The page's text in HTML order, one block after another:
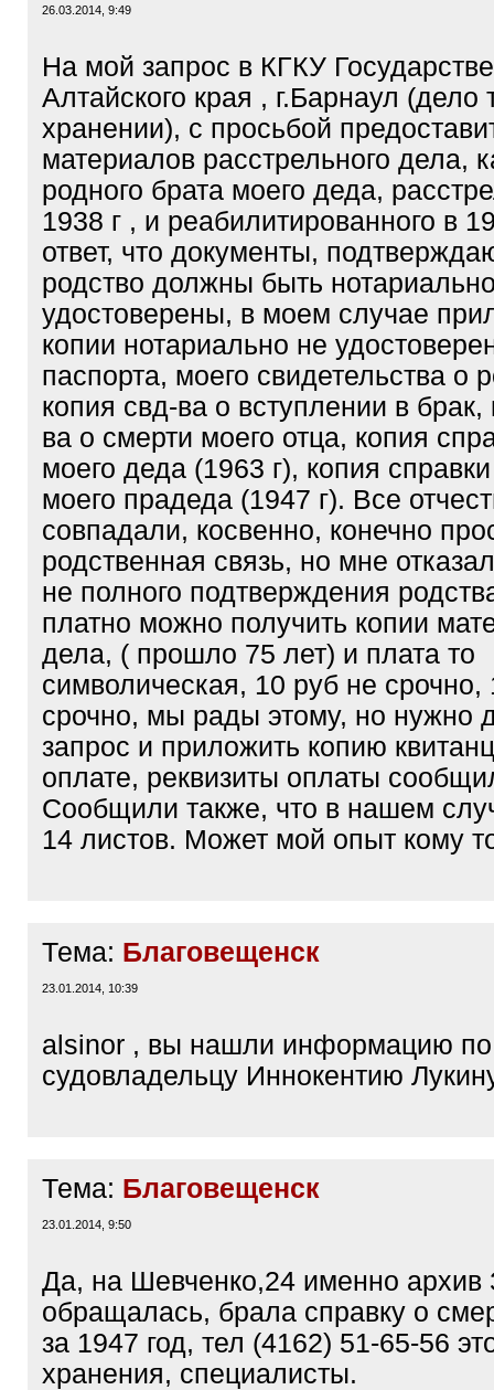
26.03.2014, 9:49
На мой запрос в КГКУ
Алтайского края , г.Барнаул (дело
хранении), с просьбой
материалов расстрельного дела,
родного брата моего деда,
1938 г , и реабилитированного в
ответ, что документы,
родство должны быть
удостоверены, в моем случае
копии нотариально не
паспорта, моего свидетельства о
копия свд-ва о вступлении в брак,
ва о смерти моего отца, копия
моего деда (1963 г), копия
моего прадеда (1947 г). Все
совпадали, косвенно, конечно
родственная связь, но мне
не полного подтверждения
платно можно получить копии
дела, ( прошло 75 лет) и плата то
символическая, 10 руб не срочно,
срочно, мы рады этому, но нужно
запрос и приложить копию
оплате, реквизиты оплаты
Сообщили также, что в нашем
14 листов. Может мой опыт кому
Тема: Благовещенск
23.01.2014, 10:39
alsinor , вы нашли информацию по
судовладельцу Иннокентию
Тема: Благовещенск
23.01.2014, 9:50
Да, на Шевченко,24 именно
обращалась, брала справку о
за 1947 год, тел (4162) 51-65-56
хранения, специалисты.